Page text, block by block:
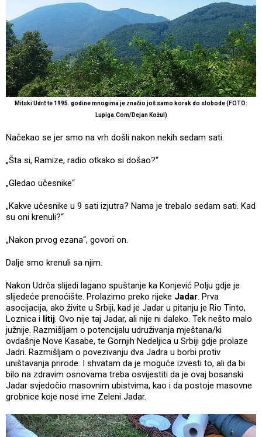
Mitski Udrč te 1995. godine mnogima je značio još samo korak do slobode (FOTO:
Lupiga.Com/Dejan Kožul)
Načekao se jer smo na vrh došli nakon nekih sedam sati.
„Šta si, Ramize, radio otkako si došao?“
„Gledao učesnike“
„Kakve učesnike u 9 sati izjutra? Nama je trebalo sedam sati. Kad
su oni krenuli?“
„Nakon prvog ezana“, govori on.
Dalje smo krenuli sa njim.
Nakon Udrča slijedi lagano spuštanje ka Konjević Polju gdje je
slijedeće prenoćište. Prolazimo preko rijeke Jadar. Prva
asocijacija, ako živite u Srbiji, kad je Jadar u pitanju je Rio Tinto,
Loznica i litij. Ovo nije taj Jadar, ali nije ni daleko. Tek nešto malo
južnije. Razmišljam o potencijalu udruživanja mještana/ki
ovdašnje Nove Kasabe, te Gornjih Nedeljica u Srbiji gdje prolaze
Jadri. Razmišljam o povezivanju dva Jadra u borbi protiv
uništavanja prirode. I shvatam da je moguće izvesti to, ali da bi
bilo na zdravim osnovama treba osvijestiti da je ovaj bosanski
Jadar svjedočio masovnim ubistvima, kao i da postoje masovne
grobnice koje nose ime Zeleni Jadar.